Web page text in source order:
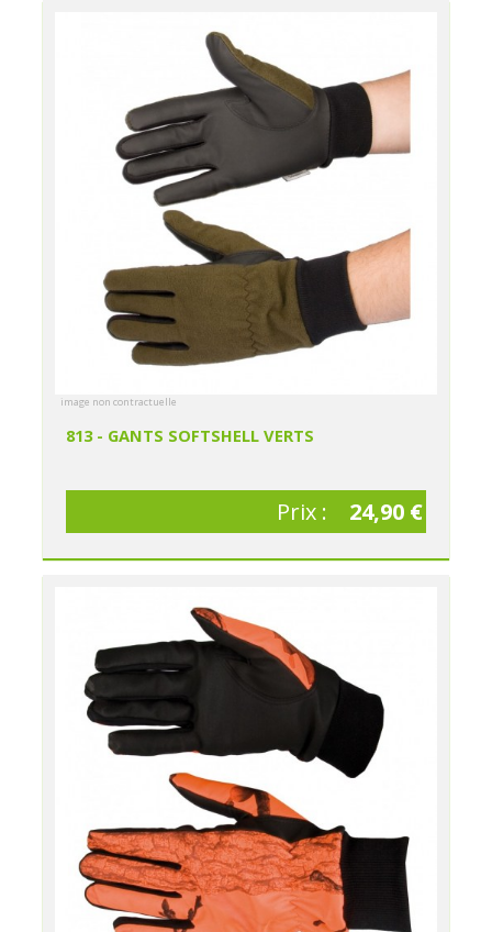
image non contractuelle
813 - GANTS SOFTSHELL VERTS
Prix : 24,90 €